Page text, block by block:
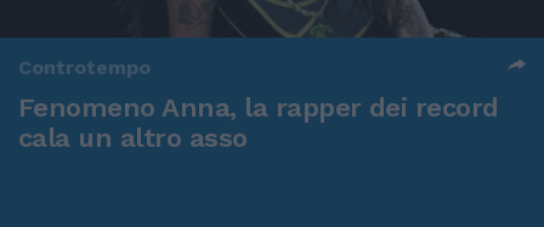
Controtempo
Fenomeno Anna, la rapper dei record
cala un altro asso